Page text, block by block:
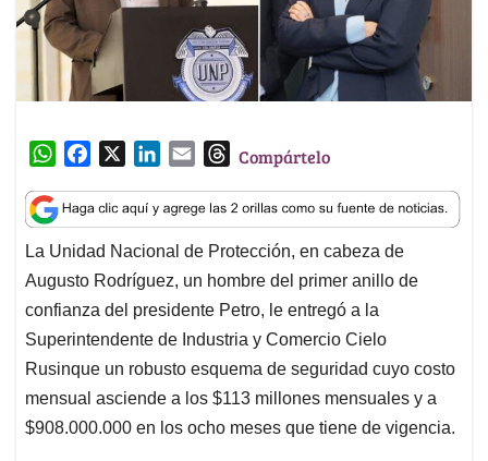
W
a
t
s
A
p
p
c
e
b
o
o
k
n
k
e
d
I
n
a
i
l
T
r
e
a
d
s
Compártelo
La Unidad Nacional de Protección, en cabeza de
Augusto Rodríguez, un hombre del primer anillo de
confianza del presidente Petro, le entregó a la
Superintendente de Industria y Comercio Cielo
Rusinque un robusto esquema de seguridad cuyo costo
mensual asciende a los $113 millones mensuales y a
$908.000.000 en los ocho meses que tiene de vigencia.